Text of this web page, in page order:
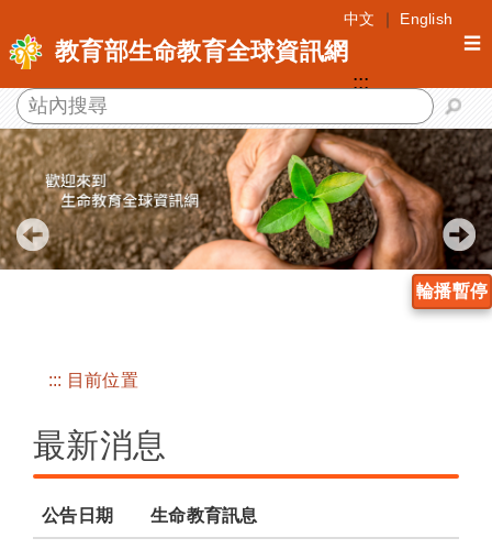
到
主
要
內
容
區
塊
☰
中文 ｜ English
教育部生命教育全球資訊網
:::
輪播暫停
::: 目前位置
最新消息
公告日期 生命教育訊息